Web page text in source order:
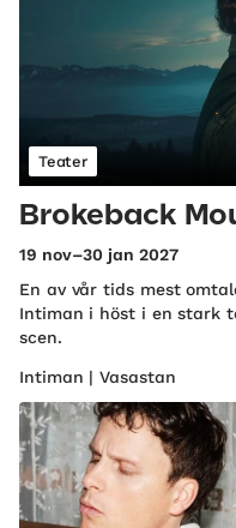
Teater
Brokeback
19 nov–30 jan 2027
En av vår tids mest
Intiman i höst i en stark
scen.
Intiman | Vasastan